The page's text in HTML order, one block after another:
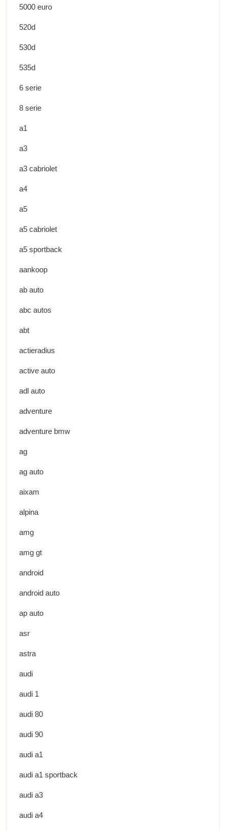
5000 euro
520d
530d
535d
6 serie
8 serie
a1
a3
a3 cabriolet
a4
a5
a5 cabriolet
a5 sportback
aankoop
ab auto
abc autos
abt
actieradius
active auto
adl auto
adventure
adventure bmw
ag
ag auto
aixam
alpina
amg
amg gt
android
android auto
ap auto
asr
astra
audi
audi 1
audi 80
audi 90
audi a1
audi a1 sportback
audi a3
audi a4